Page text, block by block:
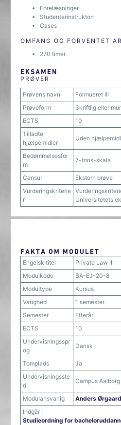
Forelæsninger
Studenterinstrukton
Cases
OMFANG OG FORVENTET
270 timer
EKSAMEN
PRØVER
Prøvens navn
Formueret III
Prøveform
Skriftlig eller
ECTS
10
Tilladte
hjælpemidler
Uden
Bedømmelsesfor
m
7-trins-skala
Censur
Ekstern prøve
Vurderingskriterie
r
Universitetets
FAKTA OM MODULET
Engelsk titel
Private Law III
Modulkode
BA-EJ-20-8
Modultype
Kursus
Varighed
1 semester
Semester
Efterår
ECTS
10
Undervisningsspr
og
Dansk
Tomplads
Ja
Undervisningsste
d
Campus Aalborg
Modulansvarlig
Anders Ørgaard
Indgår i
Studieordning for